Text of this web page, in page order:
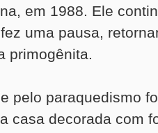
em 1988. Ele
uma pausa,
primogênita.
pelo paraquedismo
casa decorada com